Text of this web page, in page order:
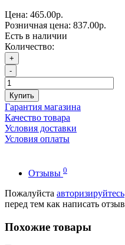
Цена: 465.00р.
Розничная цена: 837.00р.
Есть в наличии
Количество:
+
-
Купить
Гарантия магазина
Качество товара
Условия доставки
Условия оплаты
Отзывы 0
Пожалуйста авторизируйтесь
перед тем как написать отзыв
Похожие товары